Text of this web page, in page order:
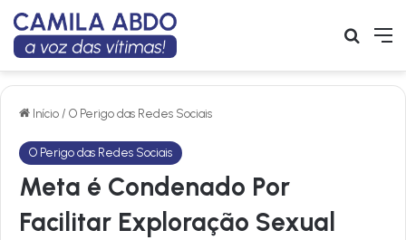
Início / O Perigo das Redes Sociais
O Perigo das Redes Sociais
Meta é Condenado Por
Facilitar Exploração Sexual